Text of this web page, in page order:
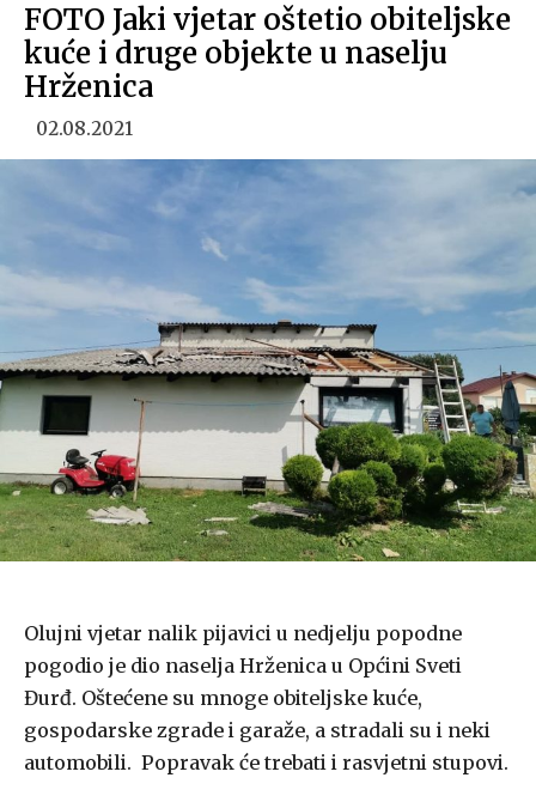
FOTO Jaki vjetar oštetio obiteljske
kuće i druge objekte u naselju
Hrženica
02.08.2021
Olujni vjetar nalik pijavici u nedjelju popodne
pogodio je dio naselja Hrženica u Općini Sveti
Đurđ. Oštećene su mnoge obiteljske kuće,
gospodarske zgrade i garaže, a stradali su i neki
automobili. Popravak će trebati i rasvjetni stupovi.